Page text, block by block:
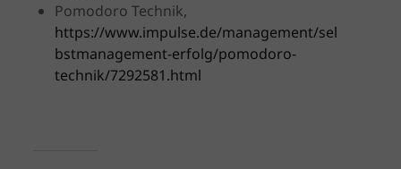
Pomodoro Technik,
https://www.impulse.de/management/sel
bstmanagement-erfolg/pomodoro-
technik/7292581.html